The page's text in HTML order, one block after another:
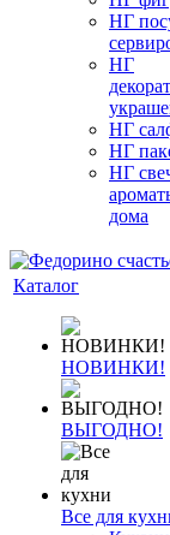
НГ
НГ
НГ
НГ
НГ
дома
Каталог
НОВИНКИ!
ВЫГОДНО!
Все для